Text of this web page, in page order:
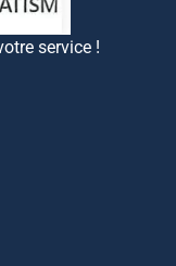
service !